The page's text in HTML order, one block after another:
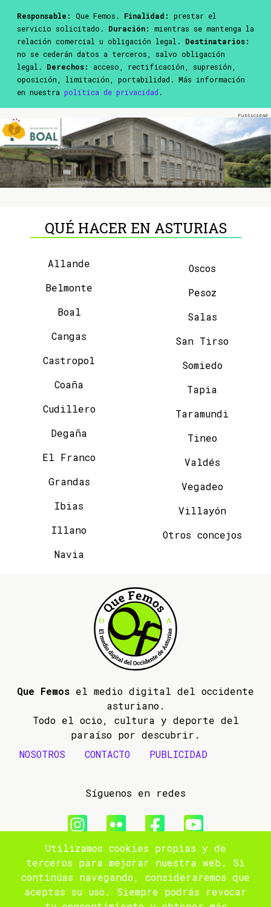
Responsable: Que Femos. Finalidad:
prestar el
servicio solicitado. Duración:
mientras se mantenga la
relación comercial u obligación legal. Destinatarios:
no se cederán datos a terceros, salvo obligación
legal. Derechos:
acceso, rectificación, supresión,
oposición, limitación, portabilidad. Más información
en nuestra política de privacidad .
QUÉ HACER EN ASTURIAS
Allande
Belmonte
Boal
Cangas
Castropol
Coaña
Cudillero
Degaña
El Franco
Grandas
Ibias
Illano
Navia
Oscos
Pesoz
Salas
San Tirso
Somiedo
Tapia
Taramundi
Tineo
Valdés
Vegadeo
Villayón
Otros concejos
Que Femos el medio digital del occidente
asturiano.
Todo el ocio, cultura y deporte del
paraíso por descubrir.
NOSOTROS
CONTACTO PUBLICIDAD
Síguenos en redes
© 2009- 2026 Que Femos
Aviso legal
Utilizamos cookies propias y de
terceros para mejorar nuestra web. Si
continúas navegando, consideraremos que
aceptas su uso. Siempre podrás revocar